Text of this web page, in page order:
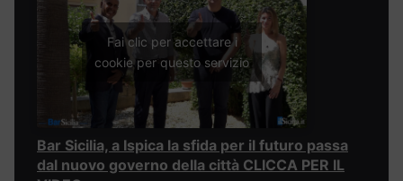
Fai clic per accettare i
cookie per questo servizio
Bar Sicilia, a Ispica la sfida per il futuro passa
dal nuovo governo della città CLICCA PER IL